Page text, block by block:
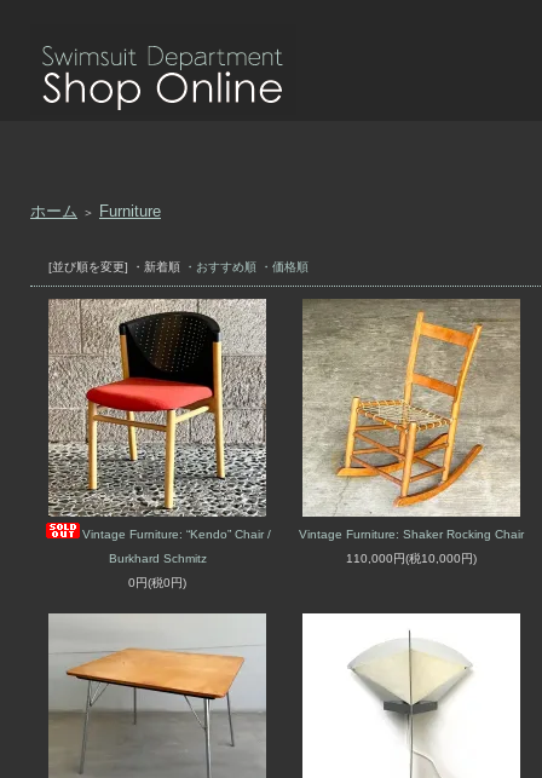
ホーム ＞ Furniture
[並び順を変更] ・新着順 ・おすすめ順 ・価格順
Vintage Furniture: “Kendo” Chair /
Burkhard Schmitz
0円(税0円)
Vintage Furniture: Shaker Rocking Chair
110,000円(税10,000円)